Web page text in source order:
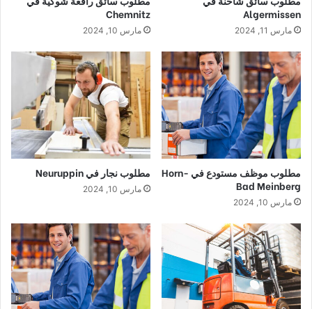
Algermissen
مارس 11, 2024
Chemnitz
مارس 10, 2024
مطلوب موظف مستودع في Horn-
Bad Meinberg
مارس 10, 2024
مطلوب نجار في Neuruppin
مارس 10, 2024